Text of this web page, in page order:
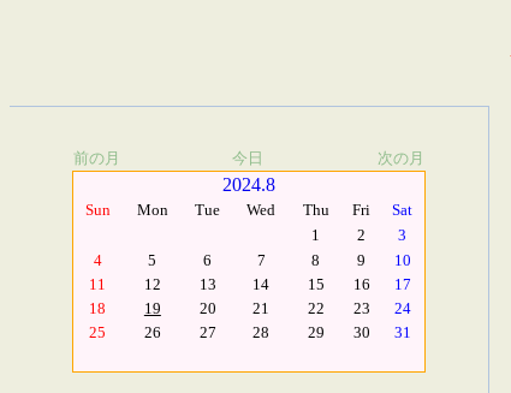
前の月 今日 次の月
2024.8
Sun Mon Tue Wed Thu Fri
Sat
1
2
3
4
5 6 7 8 9
10
11
12 13 14 15 16
17
18
19 20 21 22 23
24
25
26 27 28 29 30 31